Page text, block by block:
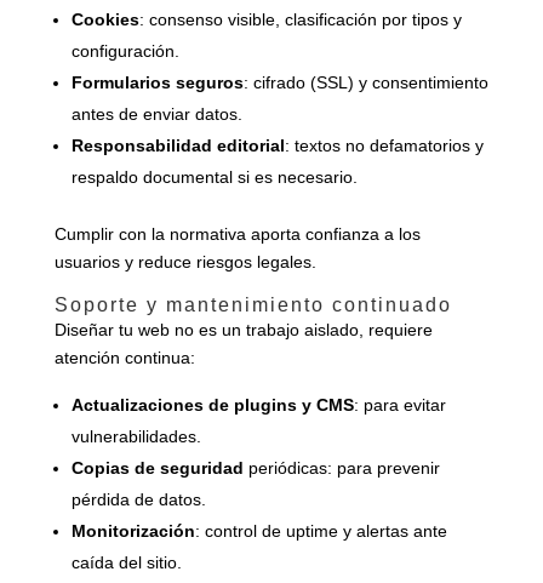
Cookies: consenso visible, clasificación por tipos y
configuración.
Formularios seguros: cifrado (SSL) y consentimiento
antes de enviar datos.
Responsabilidad editorial: textos no defamatorios y
respaldo documental si es necesario.
Cumplir con la normativa aporta confianza a los
usuarios y reduce riesgos legales.
Soporte y mantenimiento continuado
Diseñar tu web no es un trabajo aislado, requiere
atención continua:
Actualizaciones de plugins y CMS: para evitar
vulnerabilidades.
Copias de seguridad periódicas: para prevenir
pérdida de datos.
Monitorización: control de uptime y alertas ante
caída del sitio.